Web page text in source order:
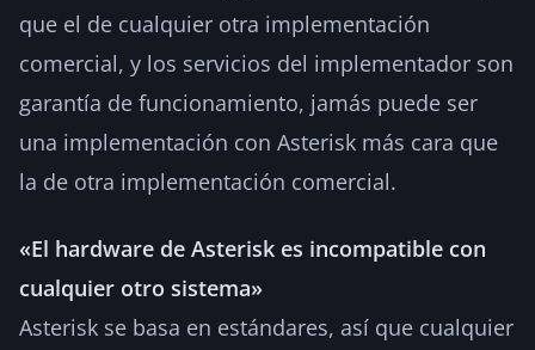
que el de cualquier otra implementación
comercial, y los servicios del implementador son
garantía de funcionamiento, jamás puede ser
una implementación con Asterisk más cara que
la de otra implementación comercial.
«El hardware de Asterisk es incompatible con
cualquier otro sistema»
Asterisk se basa en estándares, así que cualquier